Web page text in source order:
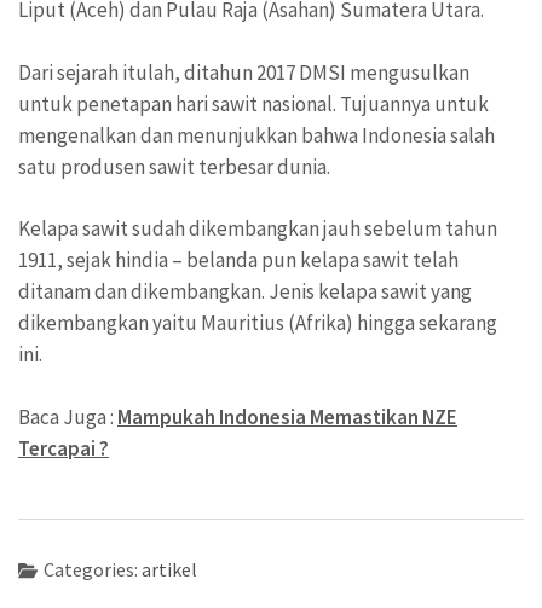
Liput (Aceh) dan Pulau Raja (Asahan) Sumatera Utara.
Dari sejarah itulah, ditahun 2017 DMSI mengusulkan
untuk penetapan hari sawit nasional. Tujuannya untuk
mengenalkan dan menunjukkan bahwa Indonesia salah
satu produsen sawit terbesar dunia.
Kelapa sawit sudah dikembangkan jauh sebelum tahun
1911, sejak hindia – belanda pun kelapa sawit telah
ditanam dan dikembangkan. Jenis kelapa sawit yang
dikembangkan yaitu Mauritius (Afrika) hingga sekarang
ini.
Baca Juga : Mampukah Indonesia Memastikan NZE
Tercapai ?
Categories: artikel